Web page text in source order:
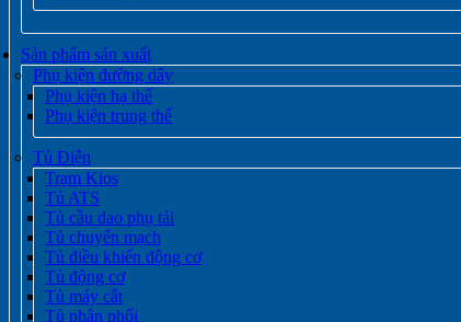
Sản phẩm sản xuất
Phụ kiện đường dây
Phụ kiện hạ thế
Phụ kiện trung thế
Tủ Điện
Trạm Kios
Tủ ATS
Tủ cầu dao phụ tải
Tủ chuyển mạch
Tủ điều khiển động cơ
Tủ động cơ
Tủ máy cắt
Tủ phân phối